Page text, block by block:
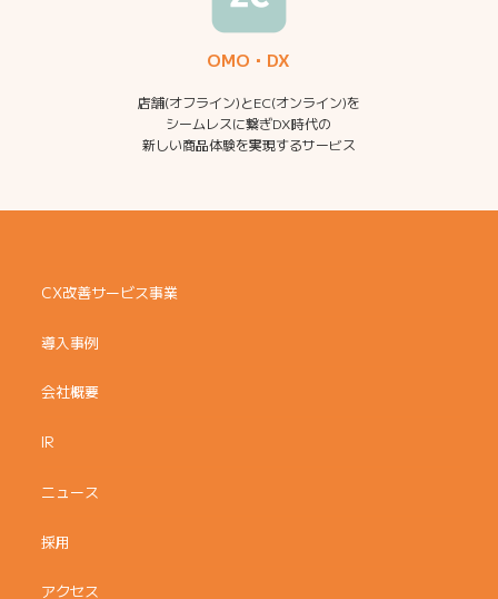
OMO・DX
店舗(オフライン)とEC(オンライン)を
シームレスに繋ぎDX時代の
新しい商品体験を実現するサービス
CX改善サービス事業
導入事例
会社概要
IR
ニュース
採用
アクセス